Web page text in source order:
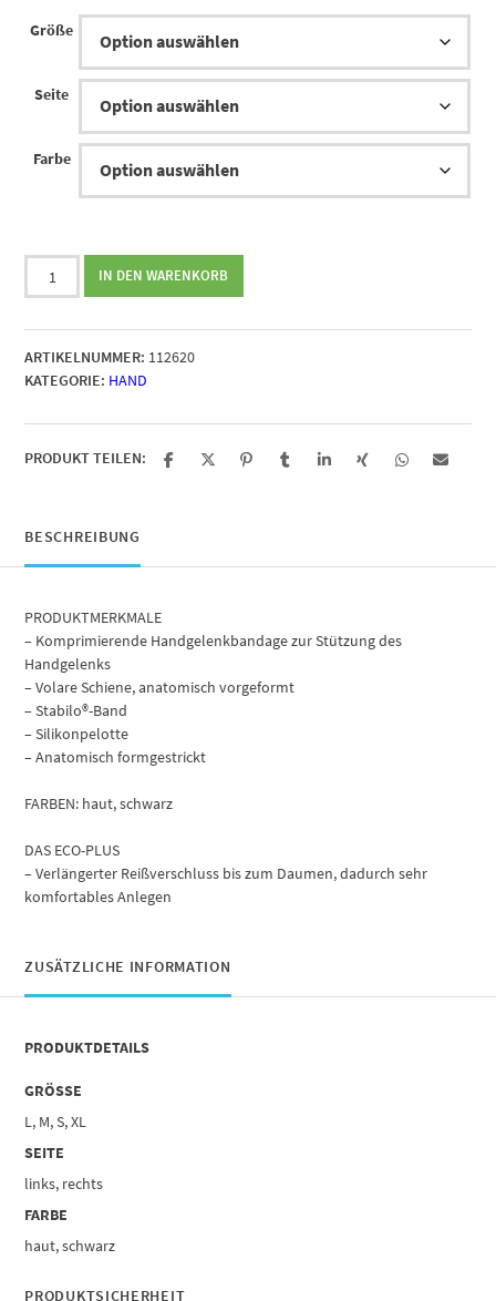
Größe
Seite
Farbe
Bort
ManuZip
Menge
IN DEN WARENKORB
ARTIKELNUMMER: 112620
KATEGORIE: HAND
PRODUKT TEILEN:
BESCHREIBUNG
PRODUKTMERKMALE
– Komprimierende Handgelenkbandage zur Stützung des
Handgelenks
– Volare Schiene, anatomisch vorgeformt
– Stabilo®-Band
– Silikonpelotte
– Anatomisch formgestrickt
FARBEN: haut, schwarz
DAS ECO-PLUS
– Verlängerter Reißverschluss bis zum Daumen, dadurch sehr
komfortables Anlegen
ZUSÄTZLICHE INFORMATION
PRODUKTDETAILS
GRÖSSE
L, M, S, XL
SEITE
links, rechts
FARBE
haut, schwarz
PRODUKTSICHERHEIT